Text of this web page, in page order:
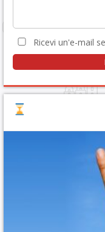
Ricevi un'e-mail